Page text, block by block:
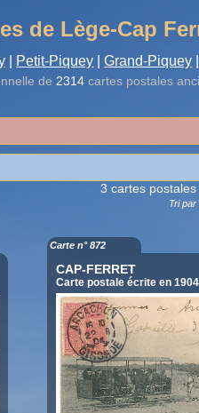
de Lège-Cap
Petit-Piquey Grand-Piquey
de 2314 cartes postales
3 cartes
Tri par
Carte n° 872
CAP-FERRET
Carte postale écrite en 1904